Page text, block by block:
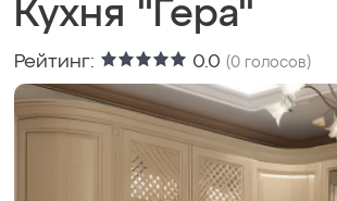
Кухня "Гера"
Рейтинг: 0.0 (0 голосов)